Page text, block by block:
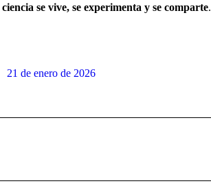
se vive, se experimenta y se comparte.
21 de enero de 2026